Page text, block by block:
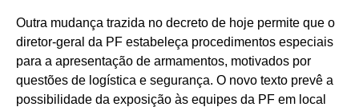
Outra mudança trazida no decreto de hoje permite que o
diretor-geral da PF estabeleça procedimentos especiais
para a apresentação de armamentos, motivados por
questões de logística e segurança. O novo texto prevê a
possibilidade da exposição às equipes da PF em local